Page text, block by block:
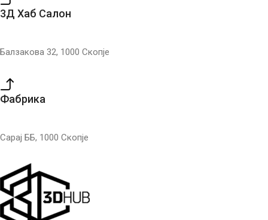
3Д Хаб Салон
Балзакова 32, 1000 Скопје
Фабрика
Сарај ББ, 1000 Скопје